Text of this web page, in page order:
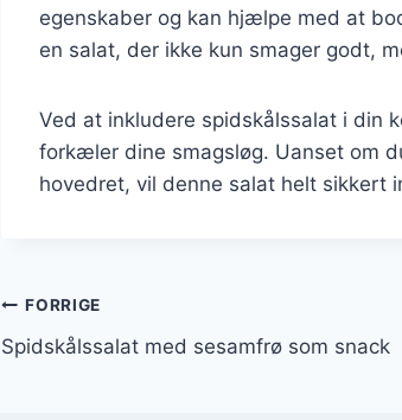
egenskaber og kan hjælpe med at
en salat, der ikke kun smager godt,
Ved at inkludere spidskålssalat i din
forkæler dine smagsløg. Uanset om
hovedret, vil denne salat helt sikkert
Indlægsnavigation
FORRIGE
Spidskålssalat med sesamfrø som snack